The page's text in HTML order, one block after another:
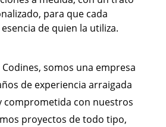
para que cada
de quien la utiliza.
Codines, somos una empresa
de experiencia arraigada
comprometida con nuestros
proyectos de todo tipo,